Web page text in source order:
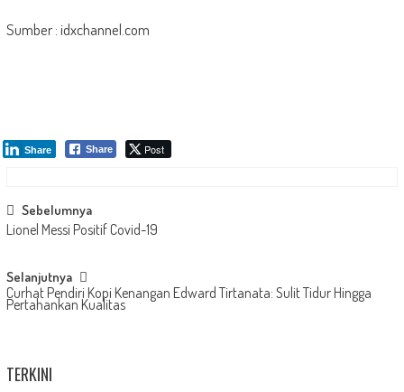
Sumber : idxchannel.com
Share Post
Share
Post
navigation
Sebelumnya
Lionel Messi Positif Covid-19
Selanjutnya
Curhat Pendiri Kopi Kenangan Edward Tirtanata: Sulit Tidur Hingga
Pertahankan Kualitas
TERKINI